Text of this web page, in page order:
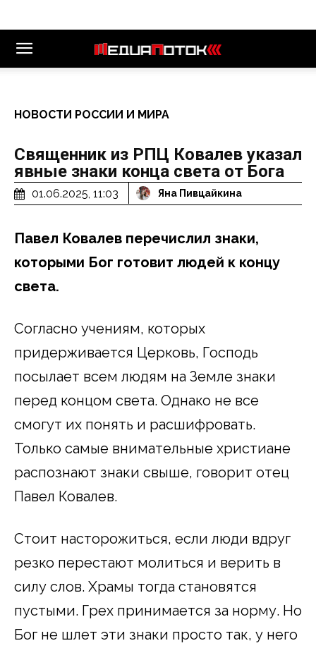
НОВОСТИ РОССИИ И МИРА
Священник из РПЦ Ковалев указал
явные знаки конца света от Бога
01.06.2025, 11:03 Яна Пивцайкина
Павел Ковалев перечислил знаки,
которыми Бог готовит людей к концу
света.
Согласно учениям, которых
придерживается Церковь, Господь
посылает всем людям на Земле знаки
перед концом света. Однако не все
смогут их понять и расшифровать.
Только самые внимательные христиане
распознают знаки свыше, говорит отец
Павел Ковалев.
Стоит насторожиться, если люди вдруг
резко перестают молиться и верить в
силу слов. Храмы тогда становятся
пустыми. Грех принимается за норму. Но
Бог не шлет эти знаки просто так, у него